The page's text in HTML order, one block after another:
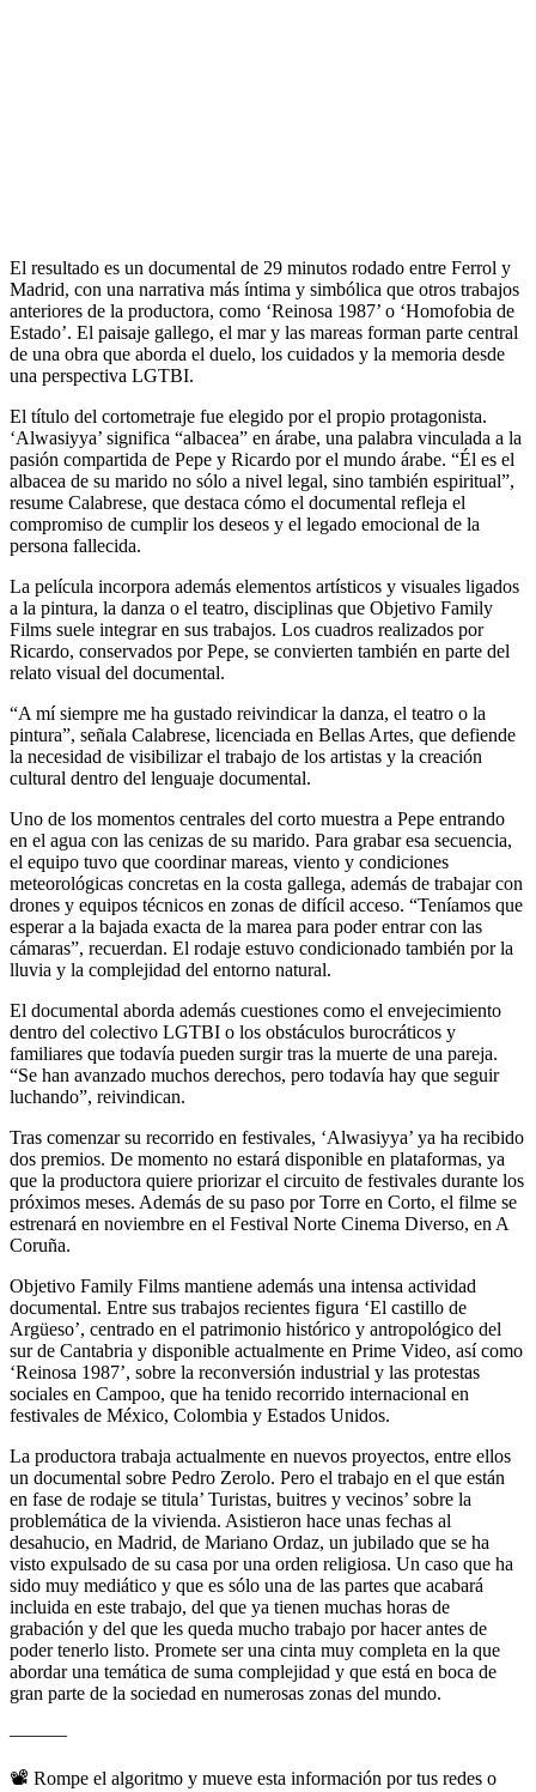
El resultado es un documental de 29 minutos rodado entre Ferrol y
Madrid, con una narrativa más íntima y simbólica que otros trabajos
anteriores de la productora, como ‘Reinosa 1987’ o ‘Homofobia de
Estado’. El paisaje gallego, el mar y las mareas forman parte central
de una obra que aborda el duelo, los cuidados y la memoria desde
una perspectiva LGTBI.
El título del cortometraje fue elegido por el propio protagonista.
‘Alwasiyya’ significa “albacea” en árabe, una palabra vinculada a la
pasión compartida de Pepe y Ricardo por el mundo árabe. “Él es el
albacea de su marido no sólo a nivel legal, sino también espiritual”,
resume Calabrese, que destaca cómo el documental refleja el
compromiso de cumplir los deseos y el legado emocional de la
persona fallecida.
La película incorpora además elementos artísticos y visuales ligados
a la pintura, la danza o el teatro, disciplinas que Objetivo Family
Films suele integrar en sus trabajos. Los cuadros realizados por
Ricardo, conservados por Pepe, se convierten también en parte del
relato visual del documental.
“A mí siempre me ha gustado reivindicar la danza, el teatro o la
pintura”, señala Calabrese, licenciada en Bellas Artes, que defiende
la necesidad de visibilizar el trabajo de los artistas y la creación
cultural dentro del lenguaje documental.
Uno de los momentos centrales del corto muestra a Pepe entrando
en el agua con las cenizas de su marido. Para grabar esa secuencia,
el equipo tuvo que coordinar mareas, viento y condiciones
meteorológicas concretas en la costa gallega, además de trabajar con
drones y equipos técnicos en zonas de difícil acceso. “Teníamos que
esperar a la bajada exacta de la marea para poder entrar con las
cámaras”, recuerdan. El rodaje estuvo condicionado también por la
lluvia y la complejidad del entorno natural.
El documental aborda además cuestiones como el envejecimiento
dentro del colectivo LGTBI o los obstáculos burocráticos y
familiares que todavía pueden surgir tras la muerte de una pareja.
“Se han avanzado muchos derechos, pero todavía hay que seguir
luchando”, reivindican.
Tras comenzar su recorrido en festivales, ‘Alwasiyya’ ya ha recibido
dos premios. De momento no estará disponible en plataformas, ya
que la productora quiere priorizar el circuito de festivales durante los
próximos meses. Además de su paso por Torre en Corto, el filme se
estrenará en noviembre en el Festival Norte Cinema Diverso, en A
Coruña.
Objetivo Family Films mantiene además una intensa actividad
documental. Entre sus trabajos recientes figura ‘El castillo de
Argüeso’, centrado en el patrimonio histórico y antropológico del
sur de Cantabria y disponible actualmente en Prime Video, así como
‘Reinosa 1987’, sobre la reconversión industrial y las protestas
sociales en Campoo, que ha tenido recorrido internacional en
festivales de México, Colombia y Estados Unidos.
La productora trabaja actualmente en nuevos proyectos, entre ellos
un documental sobre Pedro Zerolo. Pero el trabajo en el que están
en fase de rodaje se titula’ Turistas, buitres y vecinos’ sobre la
problemática de la vivienda. Asistieron hace unas fechas al
desahucio, en Madrid, de Mariano Ordaz, un jubilado que se ha
visto expulsado de su casa por una orden religiosa. Un caso que ha
sido muy mediático y que es sólo una de las partes que acabará
incluida en este trabajo, del que ya tienen muchas horas de
grabación y del que les queda mucho trabajo por hacer antes de
poder tenerlo listo. Promete ser una cinta muy completa en la que
abordar una temática de suma complejidad y que está en boca de
gran parte de la sociedad en numerosas zonas del mundo.
———
📽️ Rompe el algoritmo y mueve esta información por tus redes o